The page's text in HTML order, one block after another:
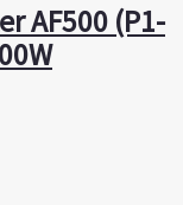
AF500 (P1-